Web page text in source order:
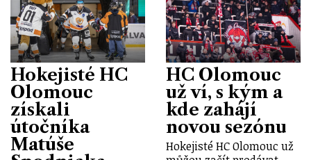
Hokejisté HC
Olomouc
získali
útočníka
Matúše
HC Olomouc
už ví, s kým a
kde zahájí
novou sezónu
Hokejisté HC Olomouc už